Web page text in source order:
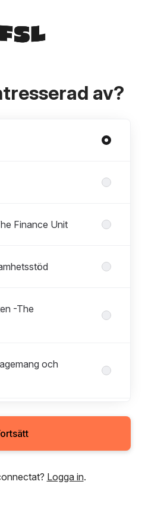
av?
Finance Unit
-The
och
Logga in.